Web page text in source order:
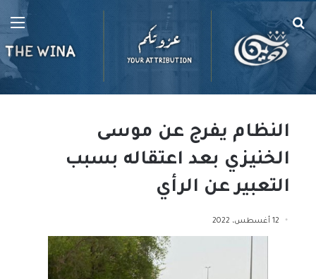
بحث
عن
النظام يفرج عن موسى
الخنيزي بعد اعتقاله بسبب
التعبير عن الرأي
12 أغسطس، 2022